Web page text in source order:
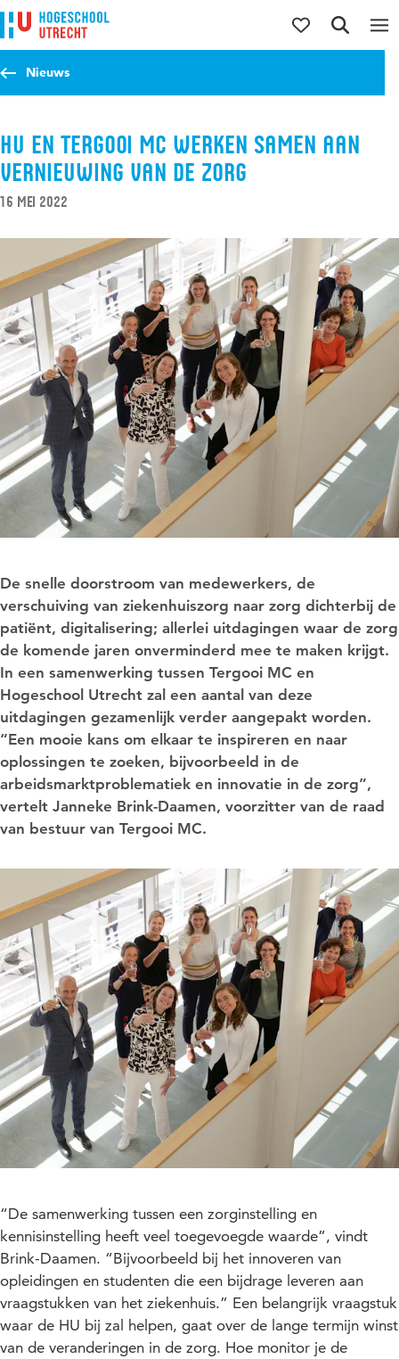
Direct naar de inhoud
Direct naar de hoofdnavigatie
Direct naar de zoekfunctie
Nieuws
HU en Tergooi MC werken samen aan
vernieuwing van de zorg
16 mei 2022
De snelle doorstroom van medewerkers, de
verschuiving van ziekenhuiszorg naar zorg dichterbij de
patiënt, digitalisering; allerlei uitdagingen waar de zorg
de komende jaren onverminderd mee te maken krijgt.
In een samenwerking tussen Tergooi MC en
Hogeschool Utrecht zal een aantal van deze
uitdagingen gezamenlijk verder aangepakt worden.
“Een mooie kans om elkaar te inspireren en naar
oplossingen te zoeken, bijvoorbeeld in de
arbeidsmarktproblematiek en innovatie in de zorg”,
vertelt Janneke Brink-Daamen, voorzitter van de raad
van bestuur van Tergooi MC.
“De samenwerking tussen een zorginstelling en
kennisinstelling heeft veel toegevoegde waarde”, vindt
Brink-Daamen. “Bijvoorbeeld bij het innoveren van
opleidingen en studenten die een bijdrage leveren aan
vraagstukken van het ziekenhuis.” Een belangrijk vraagstuk
waar de HU bij zal helpen, gaat over de lange termijn winst
van de veranderingen in de zorg. Hoe monitor je de